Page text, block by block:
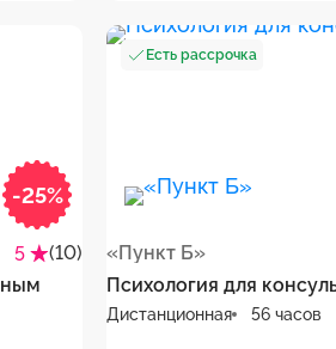
-25%
5
(10)
Есть рассрочка
«Пункт Б»
Психология для
Дистанционная 56 часов